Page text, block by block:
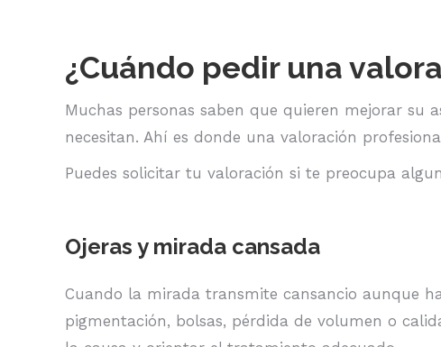
¿Cuándo pedir una
Muchas personas saben que quieren mejorar su
necesitan. Ahí es donde una valoración
Puedes solicitar tu valoración si te preocupa
Ojeras y mirada cansada
Cuando la mirada transmite cansancio aunque
pigmentación, bolsas, pérdida de volumen o